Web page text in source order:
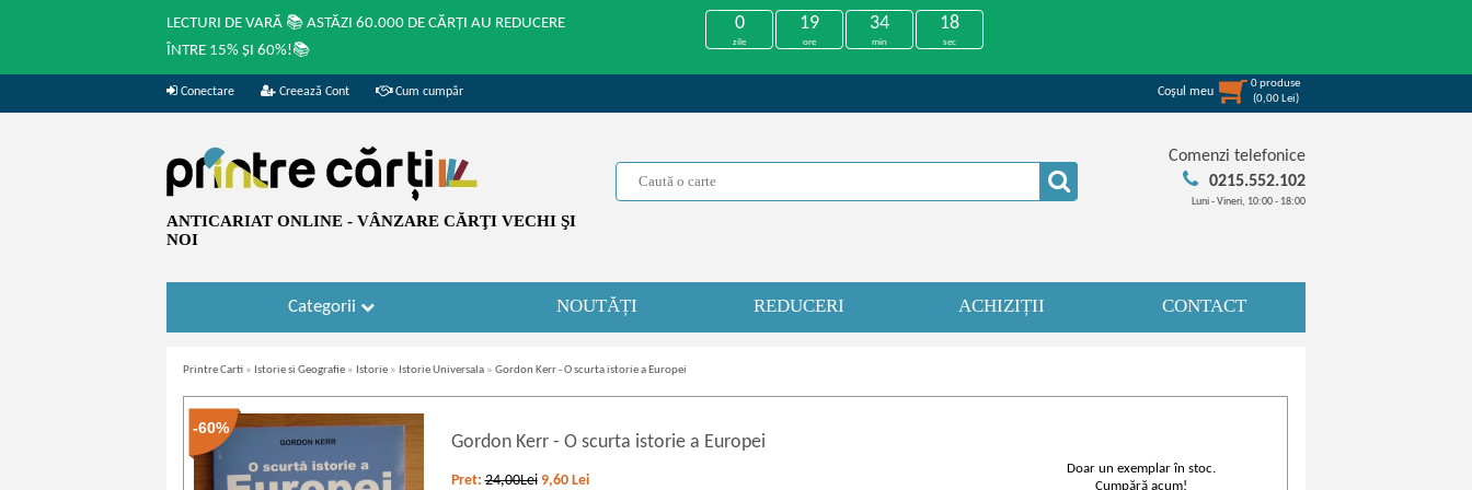
LECTURI DE VARĂ 📚 ASTĂZI 60.000 DE CĂRȚI AU REDUCERE
ÎNTRE 15% ȘI 60%!📚
0
zile
19
ore
34
min
18
sec
Conectare Creează Cont Cum cumpăr Coşul meu
0produse
(0,00 Lei)
ANTICARIAT ONLINE - VÂNZARE CĂRŢI VECHI ŞI
NOI
Comenzi telefonice
0215.552.102
Luni - Vineri, 10:00 - 18:00
Categorii NOUTĂȚI REDUCERI ACHIZIȚII CONTACT
Printre Carti » Istorie si Geografie » Istorie » Istorie Universala » Gordon Kerr - O scurta istorie a Europei
-60%
Gordon Kerr - O scurta istorie a Europei
Pret:24,00Lei 9,60 Lei
Doar un exemplar în stoc.
Cumpără acum!